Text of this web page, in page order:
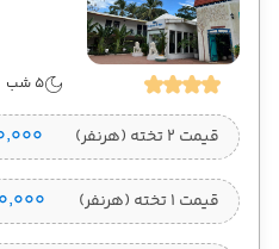
5 شب
قیمت 2 تخته (هرنفر)
قیمت 1 تخته (هرنفر) ۳۰٬۰۰۰٬۰۰۰